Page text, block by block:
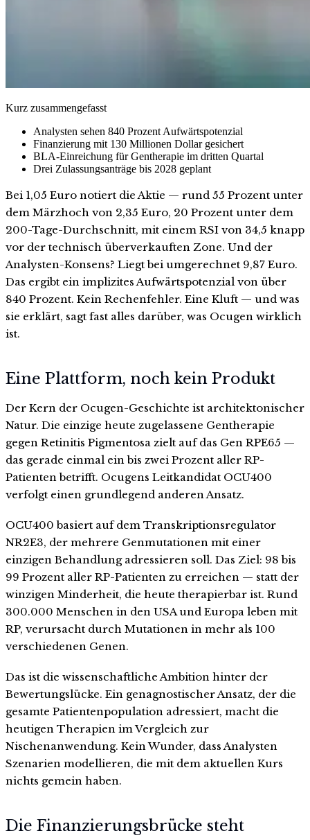
Kurz zusammengefasst
Analysten sehen 840 Prozent Aufwärtspotenzial
Finanzierung mit 130 Millionen Dollar gesichert
BLA-Einreichung für Gentherapie im dritten Quartal
Drei Zulassungsanträge bis 2028 geplant
Bei 1,05 Euro notiert die Aktie — rund 55 Prozent unter
dem Märzhoch von 2,35 Euro, 20 Prozent unter dem
200-Tage-Durchschnitt, mit einem RSI von 34,5 knapp
vor der technisch überverkauften Zone. Und der
Analysten-Konsens? Liegt bei umgerechnet 9,87 Euro.
Das ergibt ein implizites Aufwärtspotenzial von über
840 Prozent. Kein Rechenfehler. Eine Kluft — und was
sie erklärt, sagt fast alles darüber, was Ocugen wirklich
ist.
Eine Plattform, noch kein Produkt
Der Kern der Ocugen-Geschichte ist architektonischer
Natur. Die einzige heute zugelassene Gentherapie
gegen Retinitis Pigmentosa zielt auf das Gen RPE65 —
das gerade einmal ein bis zwei Prozent aller RP-
Patienten betrifft. Ocugens Leitkandidat OCU400
verfolgt einen grundlegend anderen Ansatz.
OCU400 basiert auf dem Transkriptionsregulator
NR2E3, der mehrere Genmutationen mit einer
einzigen Behandlung adressieren soll. Das Ziel: 98 bis
99 Prozent aller RP-Patienten zu erreichen — statt der
winzigen Minderheit, die heute therapierbar ist. Rund
300.000 Menschen in den USA und Europa leben mit
RP, verursacht durch Mutationen in mehr als 100
verschiedenen Genen.
Das ist die wissenschaftliche Ambition hinter der
Bewertungslücke. Ein genagnostischer Ansatz, der die
gesamte Patientenpopulation adressiert, macht die
heutigen Therapien im Vergleich zur
Nischenanwendung. Kein Wunder, dass Analysten
Szenarien modellieren, die mit dem aktuellen Kurs
nichts gemein haben.
Die Finanzierungsbrücke steht